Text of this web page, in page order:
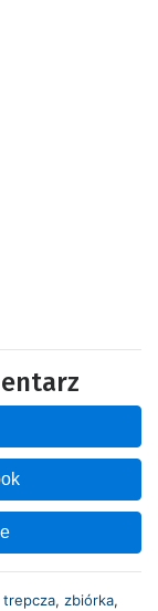
trepcza, zbiórka,